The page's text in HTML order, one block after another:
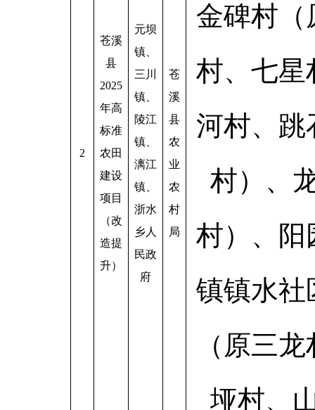
2
苍溪
县
2025
年高
标准
农田
建设
项目
（改
造提
升）
元坝
镇、
三川
镇、
陵江
镇、
漓江
镇、
浙水
乡人
民政
府
苍
溪
县
农
业
农
村
局
金碑村（
村、七星
河村、跳
村）、
村）、阳
镇镇水社
（原三
垭村、